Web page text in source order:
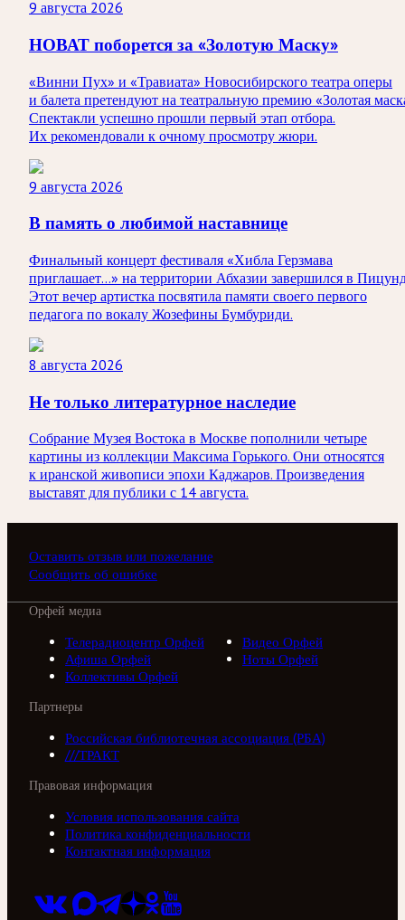
9 августа 2026
НОВАТ поборется за «Золотую Маску»
«Винни Пух» и «Травиата» Новосибирского театра оперы
и балета претендуют на театральную премию «Золотая
Спектакли успешно прошли первый этап отбора.
Их рекомендовали к очному просмотру жюри.
9 августа 2026
В память о любимой наставнице
Финальный концерт фестиваля «Хибла Герзмава
приглашает…» на территории Абхазии завершился в
Этот вечер артистка посвятила памяти своего первого
педагога по вокалу Жозефины Бумбуриди.
8 августа 2026
Не только литературное наследие
Собрание Музея Востока в Москве пополнили четыре
картины из коллекции Максима Горького. Они относятся
к иранской живописи эпохи Каджаров. Произведения
выставят для публики с 14 августа.
Оставить отзыв или пожелание
Сообщить об ошибке
Орфей медиа
Телерадиоцентр Орфей
Видео Орфей
Афиша Орфей
Ноты Орфей
Коллективы Орфей
Партнеры
Российская библиотечная ассоциация (РБА)
///ТРАКТ
Правовая информация
Условия использования сайта
Политика конфиденциальности
Контактная информация